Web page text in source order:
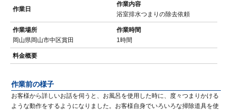
作業日
作業内容
浴室排水つまりの除去依頼
作業場所
岡山県岡山市中区賞田
作業時間
1時間
料金概要
作業前の様子
お客様から詳しいお話を伺うと、お風呂を使用した時に、度々つまりかける
ような動作をするようになりました。お客様自身でいろいろな掃除道具を使